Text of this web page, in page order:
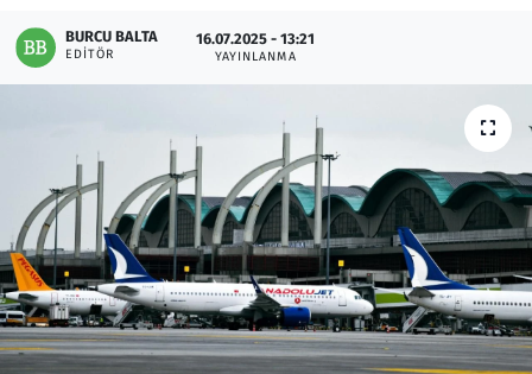
BURCU BALTA
EDITÖR
16.07.2025 - 13:21
YAYINLANMA
Otomobil
Oyun
Ramazan
Resmi İlanlar
Rüya Tabirleri
Sağlık